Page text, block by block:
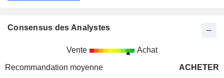
Consensus des Analystes
Vente Achat
Recommandation moyenne
ACHETER